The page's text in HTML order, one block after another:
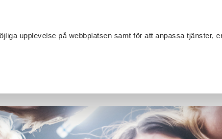
upplevelse på webbplatsen samt för att anpassa tjänster,
EVENEMANG